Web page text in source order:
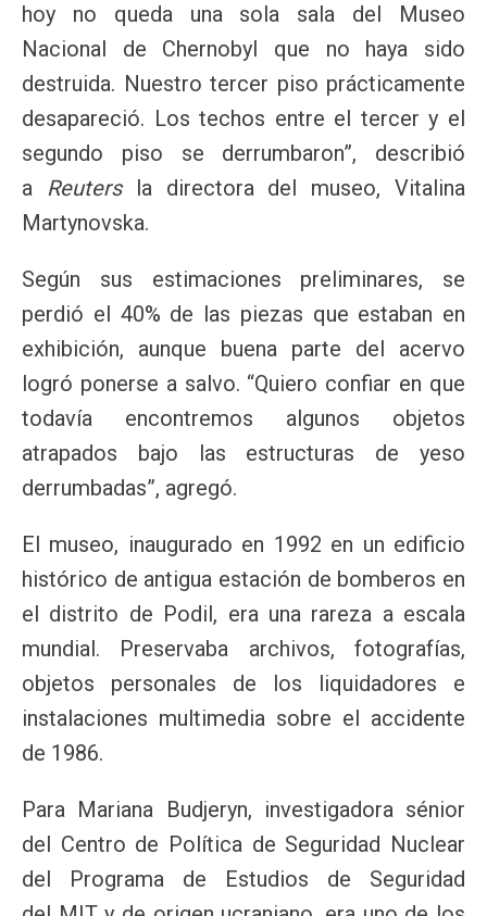
hoy no queda una sola sala del Museo
Nacional de Chernobyl que no haya sido
destruida. Nuestro tercer piso prácticamente
desapareció. Los techos entre el tercer y el
segundo piso se derrumbaron”, describió
a Reuters la directora del museo, Vitalina
Martynovska.
Según sus estimaciones preliminares, se
perdió el 40% de las piezas que estaban en
exhibición, aunque buena parte del acervo
logró ponerse a salvo. “Quiero confiar en que
todavía encontremos algunos objetos
atrapados bajo las estructuras de yeso
derrumbadas”, agregó.
El museo, inaugurado en 1992 en un edificio
histórico de antigua estación de bomberos en
el distrito de Podil, era una rareza a escala
mundial. Preservaba archivos, fotografías,
objetos personales de los liquidadores e
instalaciones multimedia sobre el accidente
de 1986.
Para Mariana Budjeryn, investigadora sénior
del Centro de Política de Seguridad Nuclear
del Programa de Estudios de Seguridad